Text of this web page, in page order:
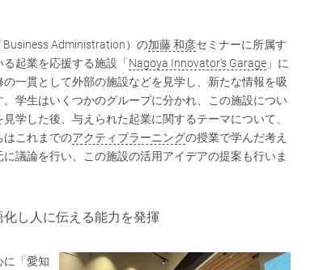
Business Administration）の加藤 和彦セミナーに所属す
起業を応援する施設「 Nagoya Innovator's Garage 」に
一貫として外部の施設などを見学し、新たな情報を吸
学生はいくつかのグループに分かれ、この施設につい
学した後、与えられた起業に関するテーマについて、
はこれまでのアクティブラーニングの授業で学んだ考え
議論を行い、この施設の活用アイデアの提案も行いま
し人に伝える能力を発揮
に「愛知